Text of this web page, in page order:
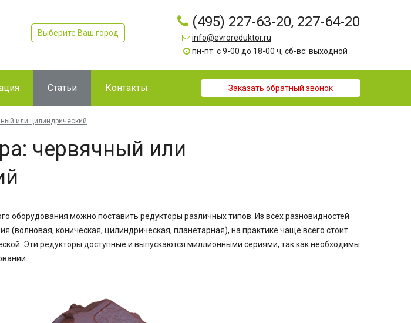
Выберите Ваш город
(495) 227-63-20, 227-64-20
info@evroreduktor.ru
пн-пт: с 9-00 до 18-00 ч, сб-вс: выходной
Статьи Контакты Заказать обратный звонок
или цилиндрический
червячный или
оборудования можно поставить редукторы различных типов. Из всех разновидностей
(волновая, коническая, цилиндрическая, планетарная), на практике чаще всего стоит
Эти редукторы доступные и выпускаются миллионными сериями, так как необходимы